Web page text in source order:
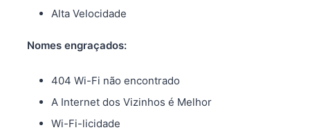
Alta Velocidade
Nomes engraçados:
404 Wi-Fi não encontrado
A Internet dos Vizinhos é Melhor
Wi-Fi-licidade